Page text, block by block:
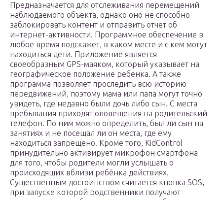
Предназначается для отслеживания перемещений
наблюдаемого объекта, однако оно не способно
заблокировать контент и отправить отчет об
интернет-активности. Программное обеспечение в
любое время подскажет, в каком месте и с кем могут
находиться дети. Приложение является
своеобразным GPS-маяком, который указывает на
географическое положение ребенка. А также
программа позволяет проследить всю историю
передвижений, поэтому мама или папа могут точно
увидеть, где недавно были дочь либо сын. С места
пребывания приходят оповещения на родительский
телефон. По ним можно определить, был ли сын на
занятиях и не посещал ли он места, где ему
находиться запрещено. Кроме того, KidControl
принудительно активирует микрофон смартфона
для того, чтобы родители могли услышать о
происходящих вблизи ребёнка действиях.
Существенным достоинством считается кнопка SOS,
при запуске которой родственники получают